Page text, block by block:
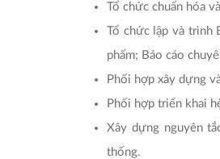
Tổ chức chuẩn hóa
Tổ chức lập và trình
phẩm; Báo cáo
Phối hợp xây dựng
Phối hợp triển khai
Xây dựng nguyên
thống.